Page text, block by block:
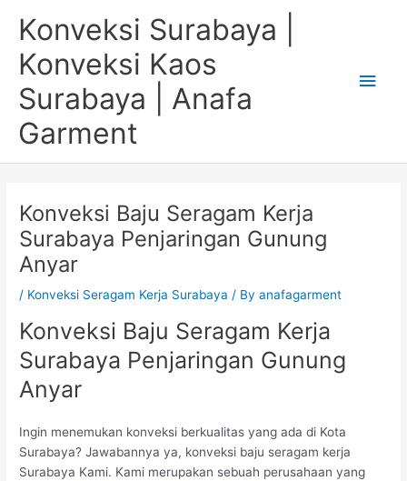
Konveksi Surabaya |
Konveksi Kaos
Surabaya | Anafa
Garment
Konveksi Baju Seragam Kerja
Surabaya Penjaringan Gunung
Anyar
/ Konveksi Seragam Kerja Surabaya / Byanafagarment
Konveksi Baju Seragam Kerja
Surabaya Penjaringan Gunung
Anyar
Ingin menemukan konveksi berkualitas yang ada di Kota
Surabaya? Jawabannya ya, konveksi baju seragam kerja
Surabaya Kami. Kami merupakan sebuah perusahaan yang